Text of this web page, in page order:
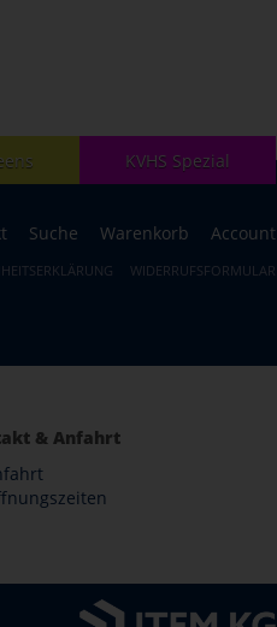
KVHS Spezial
Suche Warenkorb Account
WIDERRUFSFORMULAR
& Anfahrt